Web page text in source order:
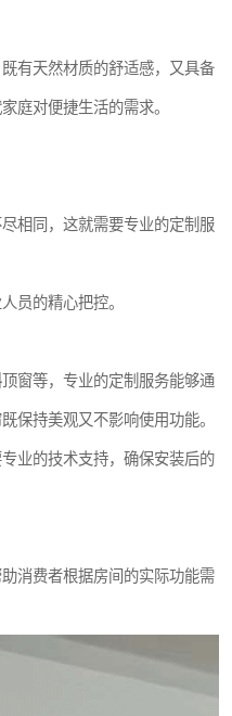
有天然材质的舒适感，又具备
庭对便捷生活的需求。
相同，这就需要专业的定制服
员的精心把控。
窗等，专业的定制服务能够通
保持美观又不影响使用功能。
业的技术支持，确保安装后的
消费者根据房间的实际功能需